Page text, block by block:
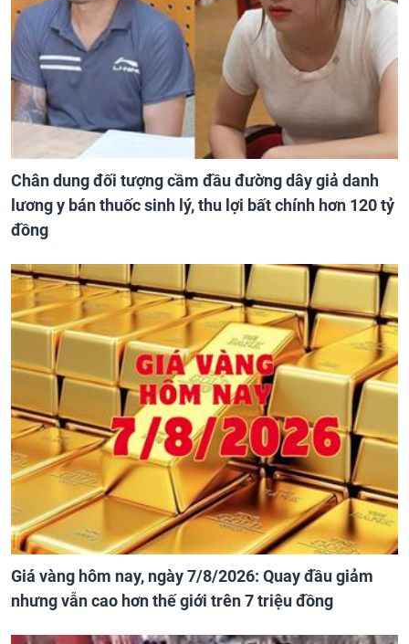
Chân dung đối tượng cầm đầu đường dây giả danh
lương y bán thuốc sinh lý, thu lợi bất chính hơn 120 tỷ
đồng
Giá vàng hôm nay, ngày 7/8/2026: Quay đầu giảm
nhưng vẫn cao hơn thế giới trên 7 triệu đồng